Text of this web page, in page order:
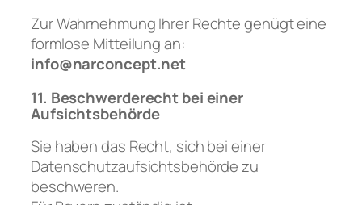
Zur Wahrnehmung Ihrer Rechte genügt eine
formlose Mitteilung an:
info@narconcept.net
11. Beschwerderecht bei einer
Aufsichtsbehörde
Sie haben das Recht, sich bei einer
Datenschutzaufsichtsbehörde zu
beschweren.